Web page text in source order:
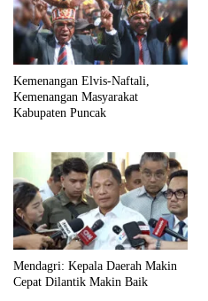
Kemenangan Elvis-Naftali,
Kemenangan Masyarakat
Kabupaten Puncak
Mendagri: Kepala Daerah Makin
Cepat Dilantik Makin Baik